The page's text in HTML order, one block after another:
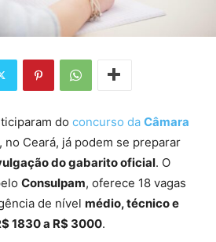
do concurso da Câmara
, no Ceará, já podem se preparar
do gabarito oficial. O
Consulpam, oferece 18 vagas
de nível médio, técnico e
1830 a R$ 3000.